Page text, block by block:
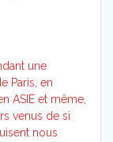
une
Paris, en
ASIE et même,
venus de si
nous